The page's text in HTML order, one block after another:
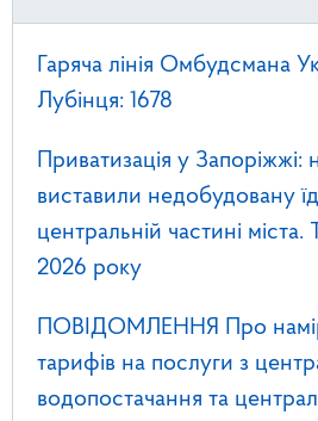
Гаряча лінія Омбудсмана
Лубінця: 1678
Приватизація у Запоріжжі:
виставили недобудовану
центральній частині
2026 року
ПОВІДОМЛЕННЯ Про
тарифів на послуги з
водопостачання та